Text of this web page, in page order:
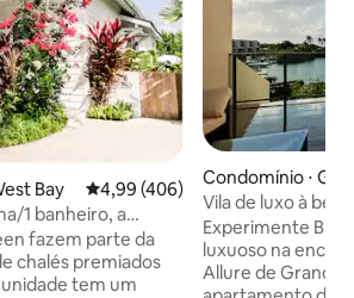
Bay 4,99 de uma avaliação média de
4,99 (406)
1 banheiro, a
e da praia de 7
fazem parte da
chalés premiados
Condomínio ⋅
Vila de luxo à
Harbour
Experimente
luxuoso na
Allure de Grand